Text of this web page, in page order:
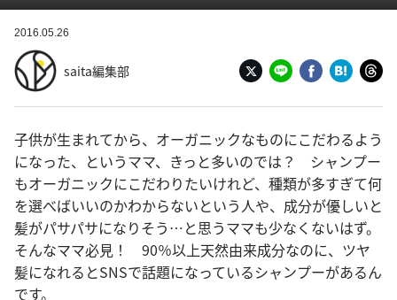
2016.05.26
saita編集部
子供が生まれてから、オーガニックなものにこだわるよう
になった、というママ、きっと多いのでは？ シャンプー
もオーガニックにこだわりたいけれど、種類が多すぎて何
を選べばいいのかわからないという人や、成分が優しいと
髪がパサパサになりそう…と思うママも少なくないはず。
そんなママ必見！ 90％以上天然由来成分なのに、ツヤ
髪になれるとSNSで話題になっているシャンプーがあるん
です。